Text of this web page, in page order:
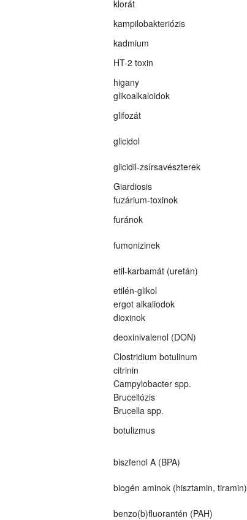
klorát
kampilobakteriózis
kadmium
HT-2 toxin
higany
glikoalkaloidok
glifozát
glicidol
glicidil-zsírsavészterek
Giardiosis
fuzárium-toxinok
furánok
fumonizinek
etil-karbamát (uretán)
etilén-glikol
ergot alkaliodok
dioxinok
deoxinivalenol (DON)
Clostridium botulinum
citrinin
Campylobacter spp.
Brucellózis
Brucella spp.
botulizmus
biszfenol A (BPA)
biogén aminok (hisztamin, tiramin)
benzo(b)fluorantén (PAH)